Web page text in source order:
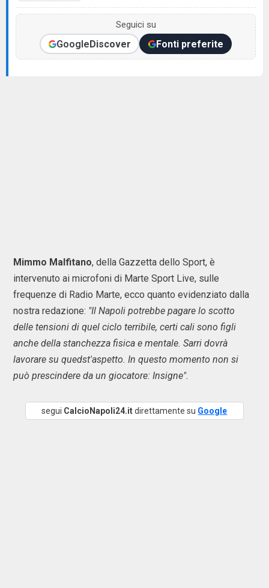
Seguici su
GoogleDiscover Fonti preferite
Mimmo Malfitano, della Gazzetta dello Sport, è
intervenuto ai microfoni di Marte Sport Live, sulle
frequenze di Radio Marte, ecco quanto evidenziato dalla
nostra redazione: "Il Napoli potrebbe pagare lo scotto
delle tensioni di quel ciclo terribile, certi cali sono figli
anche della stanchezza fisica e mentale. Sarri dovrà
lavorare su quedst'aspetto. In questo momento non si
può prescindere da un giocatore: Insigne".
segui CalcioNapoli24.itdirettamente su Google